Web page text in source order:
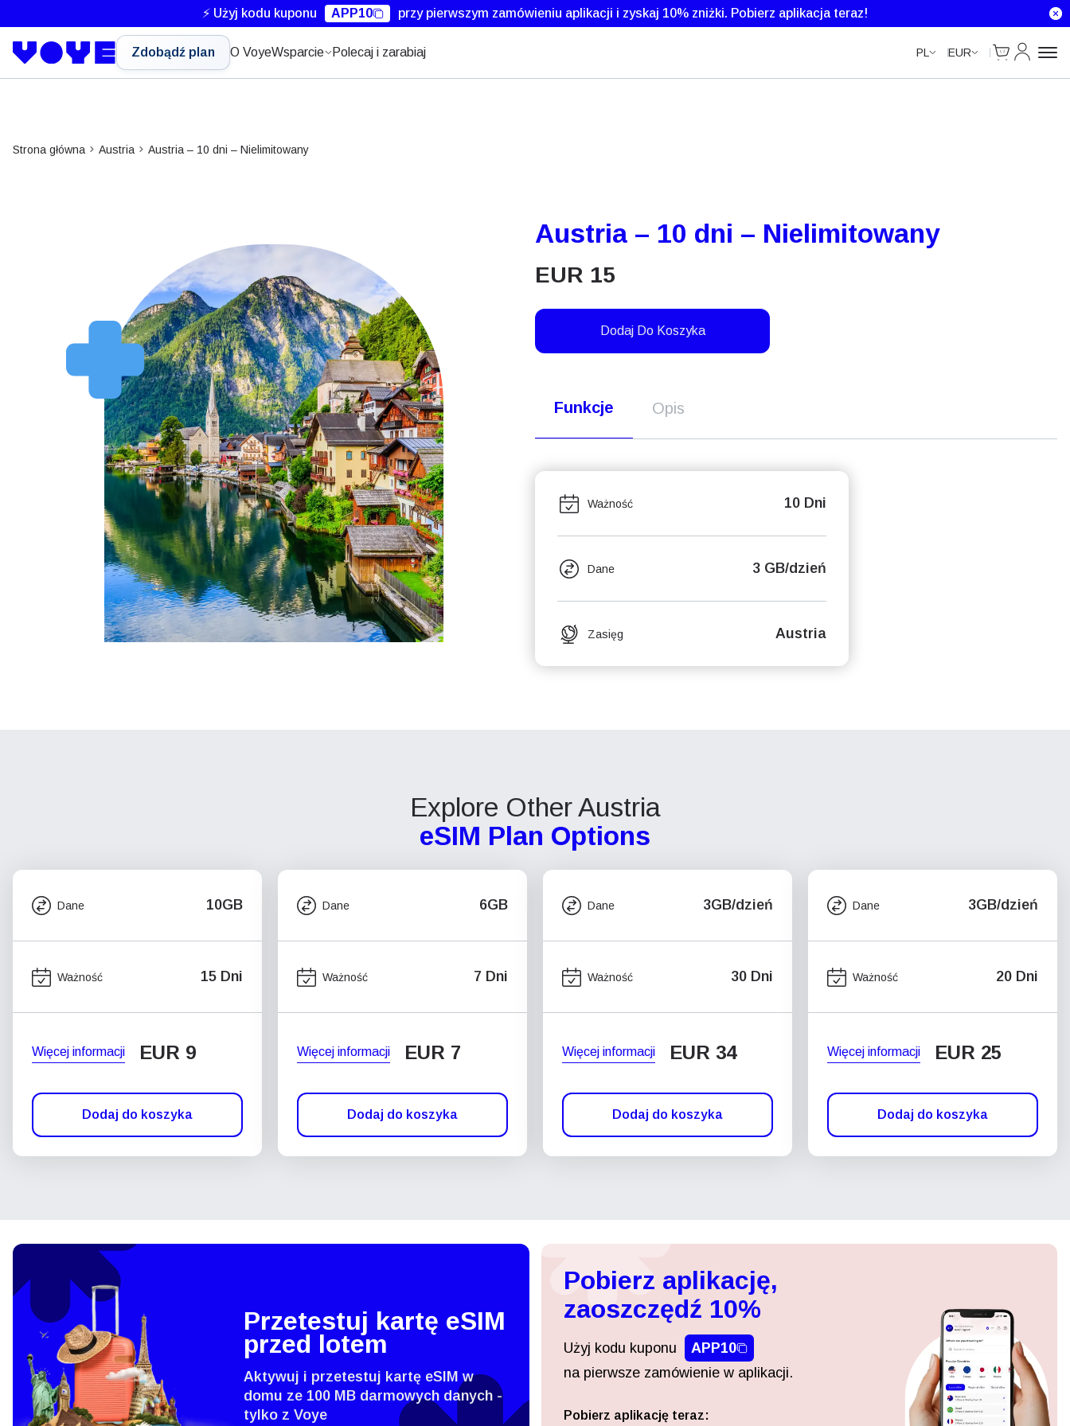
⚡ Użyj kodu kuponu APP10 przy pierwszym zamówieniu aplikacji i zyskaj 10% zniżki. Pobierz aplikacja teraz!
Zdobądź plan O VoyeWsparcie Polecaj i zarabiaj PL EUR
Cart
Moje
Strona główna Austria Austria – 10 dni – Nielimitowany
Austria – 10 dni – Nielimitowany
EUR 15
Dodaj Do Koszyka
Funkcje Opis
Ważność 10 Dni
Dane 3 GB/dzień
Zasięg Austria
Explore Other Austria
eSIM Plan Options
Dane 10GB
Ważność 15 Dni
Więcej informacji EUR 9
Dodaj do koszyka
Dane 6GB
Ważność 7 Dni
Więcej informacji EUR 7
Dodaj do koszyka
Dane 3GB/dzień
Ważność 30 Dni
Więcej informacji EUR 34
Dodaj do koszyka
Dane 3GB/dzień
Ważność 20 Dni
Więcej informacji EUR 25
Dodaj do koszyka
Przetestuj kartę eSIM
przed lotem
Aktywuj i przetestuj kartę eSIM w
domu ze 100 MB darmowych danych -
tylko z Voye
Pobierz aplikację,
zaoszczędź 10%
Użyj kodu kuponu
APP10
na pierwsze zamówienie w aplikacji.
Pobierz aplikację teraz:
Zaloguj się lub zarejestruj